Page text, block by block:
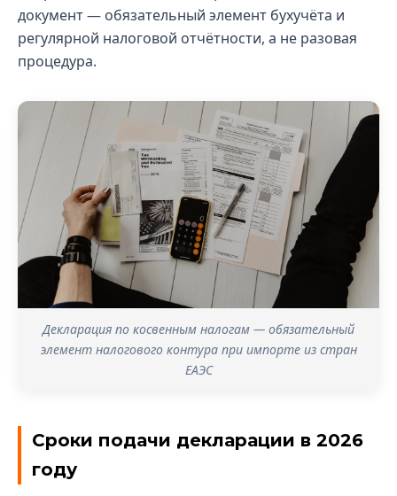
документ — обязательный элемент бухучёта и
регулярной налоговой отчётности, а не разовая
процедура.
Декларация по косвенным налогам — обязательный
элемент налогового контура при импорте из стран
ЕАЭС
Сроки подачи декларации в 2026
году